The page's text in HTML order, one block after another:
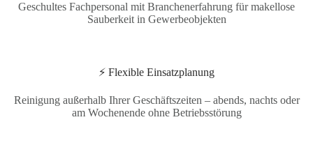
Geschultes Fachpersonal mit Branchenerfahrung für makellose
Sauberkeit in Gewerbeobjekten
⚡ Flexible Einsatzplanung
Reinigung außerhalb Ihrer Geschäftszeiten – abends, nachts oder
am Wochenende ohne Betriebsstörung